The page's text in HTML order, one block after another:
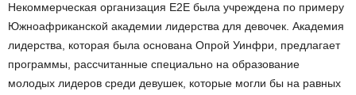
Некоммерческая организация E2E была учреждена по примеру
Южноафриканской академии лидерства для девочек. Академия
лидерства, которая была основана Опрой Уинфри, предлагает
программы, рассчитанные специально на образование
молодых лидеров среди девушек, которые могли бы на равных